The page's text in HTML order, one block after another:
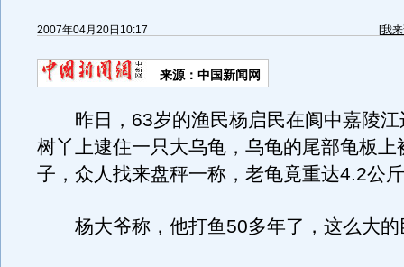
2007年04月20日10:17 [我
来源：中国新闻网
昨日，63岁的渔民杨启民在阆中嘉陵江
树丫上逮住一只大乌龟，乌龟的尾部龟板上
子，众人找来盘秤一称，老龟竟重达4.2公
杨大爷称，他打鱼50多年了，这么大的